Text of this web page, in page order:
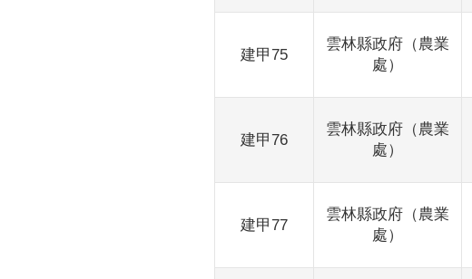
建甲75
雲林縣政府（農業
處）
建甲76
雲林縣政府（農業
處）
建甲77
雲林縣政府（農業
處）